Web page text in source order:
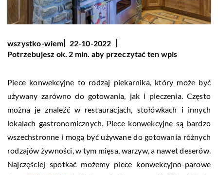
wszystko-wiem
22-10-2022
Potrzebujesz ok. 2 min. aby przeczytać ten wpis
Piece konwekcyjne to rodzaj piekarnika, który może być
używany zarówno do gotowania, jak i pieczenia. Często
można je znaleźć w restauracjach, stołówkach i innych
lokalach gastronomicznych. Piece konwekcyjne są bardzo
wszechstronne i mogą być używane do gotowania różnych
rodzajów żywności, w tym mięsa, warzyw, a nawet deserów.
Najczęściej spotkać możemy piece konwekcyjno-parowe